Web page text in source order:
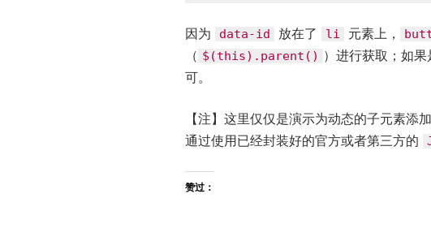
因为 data-id 放在了 li 元素上，
（ $(this).parent() ）进行获取；如果
可。
【注】这里仅仅是演示为动态的子元素
通过使用已经封装好的官方或者第三方的
赞过：